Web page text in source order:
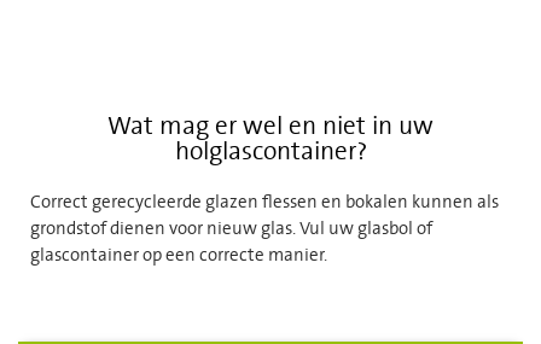
Wat mag er wel en niet in uw
holglascontainer?
Correct gerecycleerde glazen flessen en bokalen kunnen als
grondstof dienen voor nieuw glas. Vul uw glasbol of
glascontainer op een correcte manier.